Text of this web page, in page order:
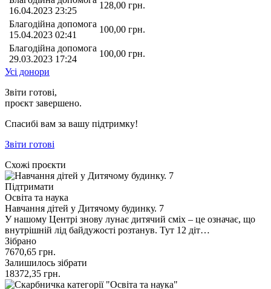
16.04.2023 23:25
128,00 грн.
Благодійна допомога
15.04.2023 02:41
100,00 грн.
Благодійна допомога
29.03.2023 17:24
100,00 грн.
Усі донори
Звіти готові,
проєкт завершено.
Спасибі вам за вашу підтримку!
Звіти готові
Схожі проєкти
Підтримати
Освіта та наука
Навчання дітей у Дитячому будинку. 7
У нашому Центрі знову лунає дитячий сміх – це означає, що
внутрішній лід байдужості розтанув. Тут 12 діт…
Зібрано
7670,65 грн.
Залишилось зібрати
18372,35 грн.